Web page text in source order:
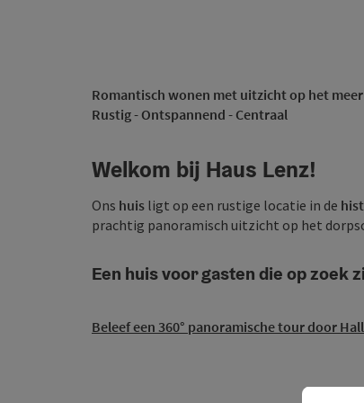
Romantisch wonen met uitzicht op het
Rustig - Ontspannend - Centraal
Welkom bij Haus Lenz!
Ons huis ligt op een rustige locatie in de
prachtig panoramisch uitzicht op het
Een huis voor gasten die op zoek
Beleef een 360° panoramische tour door